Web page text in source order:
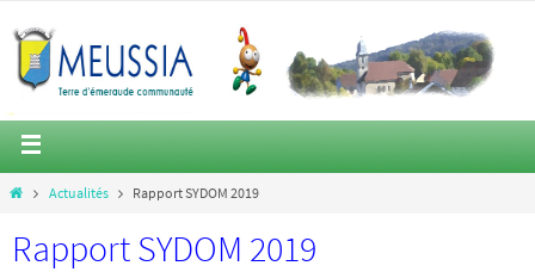
Actualités Rapport SYDOM 2019
Rapport SYDOM 2019